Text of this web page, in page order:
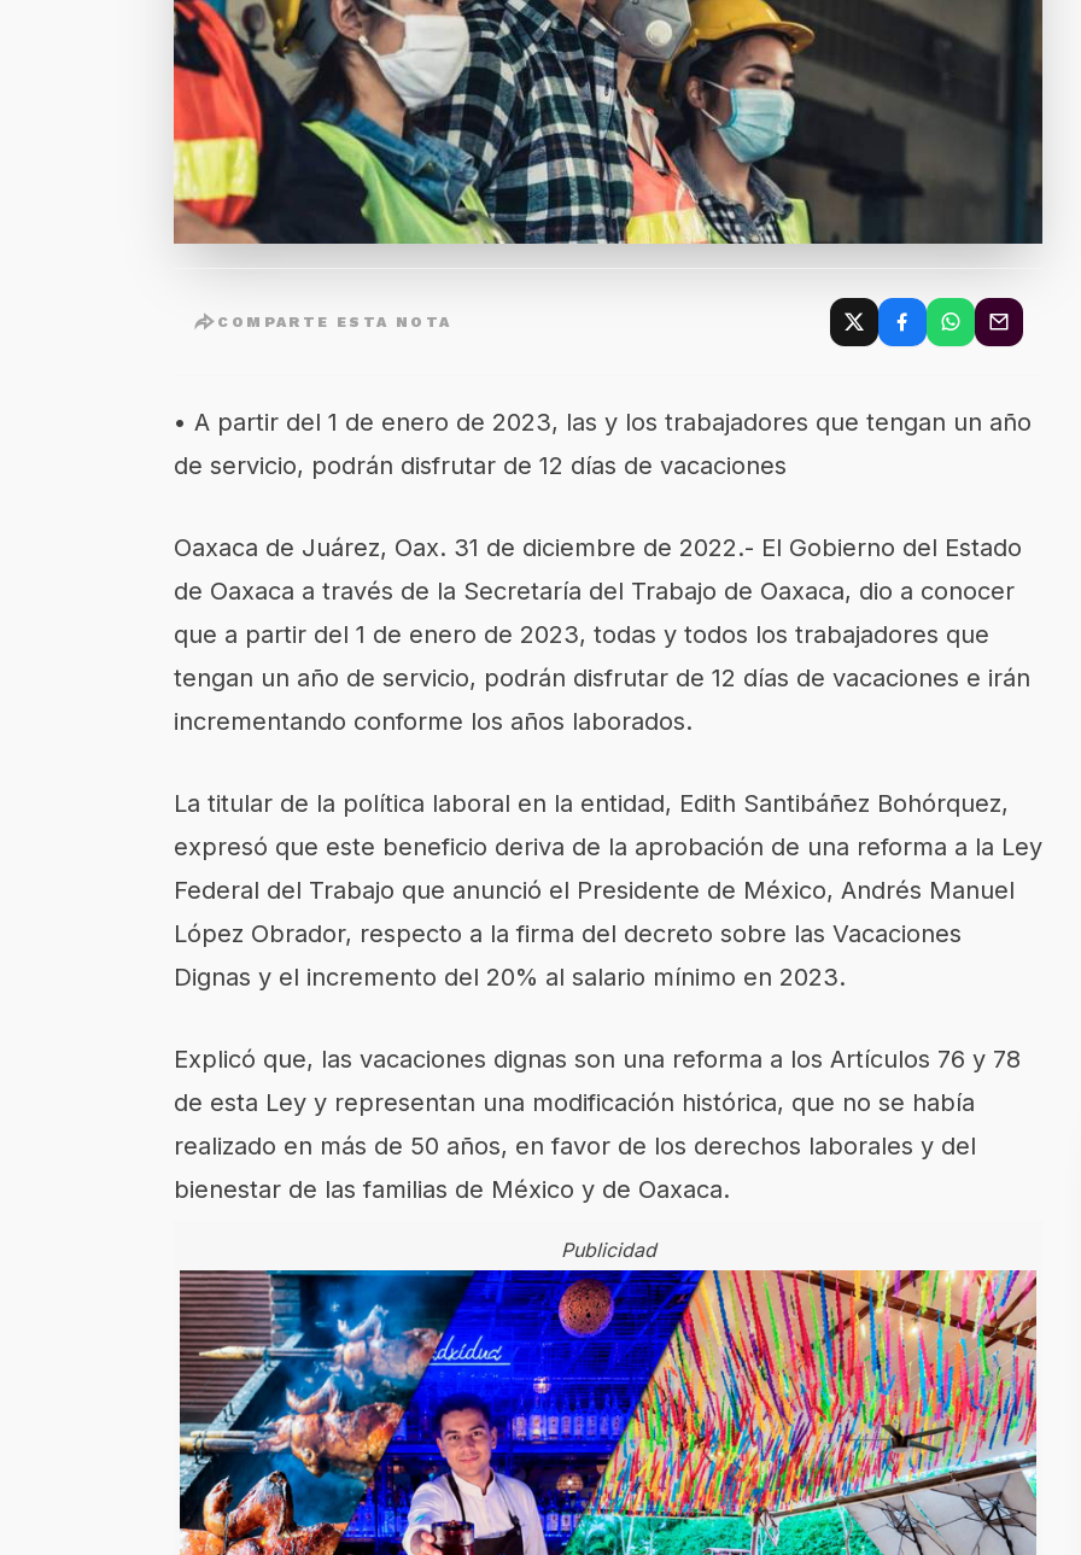
COMPARTE ESTA NOTA
• A partir del 1 de enero de 2023, las y los trabajadores que tengan un año
de servicio, podrán disfrutar de 12 días de vacaciones
Oaxaca de Juárez, Oax. 31 de diciembre de 2022.- El Gobierno del Estado
de Oaxaca a través de la Secretaría del Trabajo de Oaxaca, dio a conocer
que a partir del 1 de enero de 2023, todas y todos los trabajadores que
tengan un año de servicio, podrán disfrutar de 12 días de vacaciones e irán
incrementando conforme los años laborados.
La titular de la política laboral en la entidad, Edith Santibáñez Bohórquez,
expresó que este beneficio deriva de la aprobación de una reforma a la Ley
Federal del Trabajo que anunció el Presidente de México, Andrés Manuel
López Obrador, respecto a la firma del decreto sobre las Vacaciones
Dignas y el incremento del 20% al salario mínimo en 2023.
Explicó que, las vacaciones dignas son una reforma a los Artículos 76 y 78
de esta Ley y representan una modificación histórica, que no se había
realizado en más de 50 años, en favor de los derechos laborales y del
bienestar de las familias de México y de Oaxaca.
Publicidad